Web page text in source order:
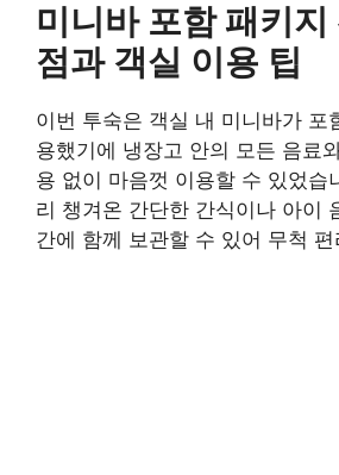
미니바 포함 패키
점과 객실 이용 팁
이번 투숙은 객실 내 미니바가 포
용했기에 냉장고 안의 모든 음료
용 없이 마음껏 이용할 수 있었습
리 챙겨온 간단한 간식이나 아이
간에 함께 보관할 수 있어 무척